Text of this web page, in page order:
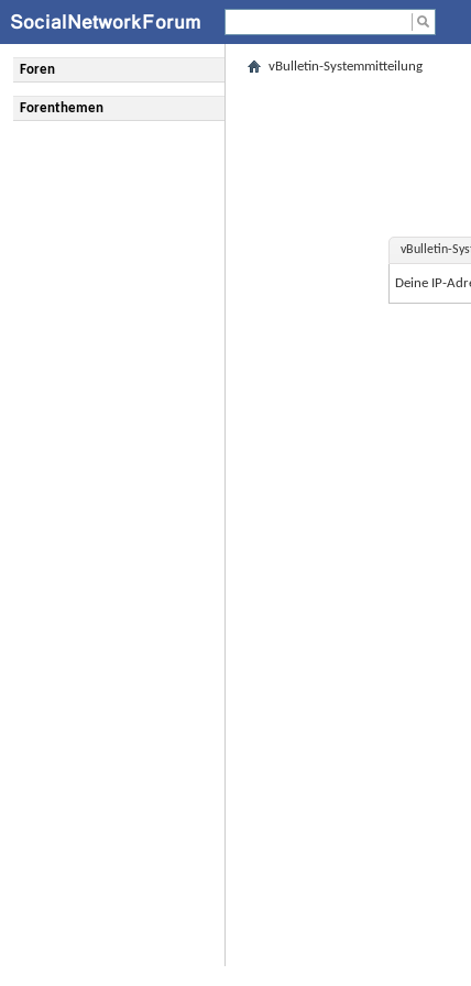
Foren
Forenthemen
vBulletin-Systemmitteilung
vBulletin-
Deine IP-